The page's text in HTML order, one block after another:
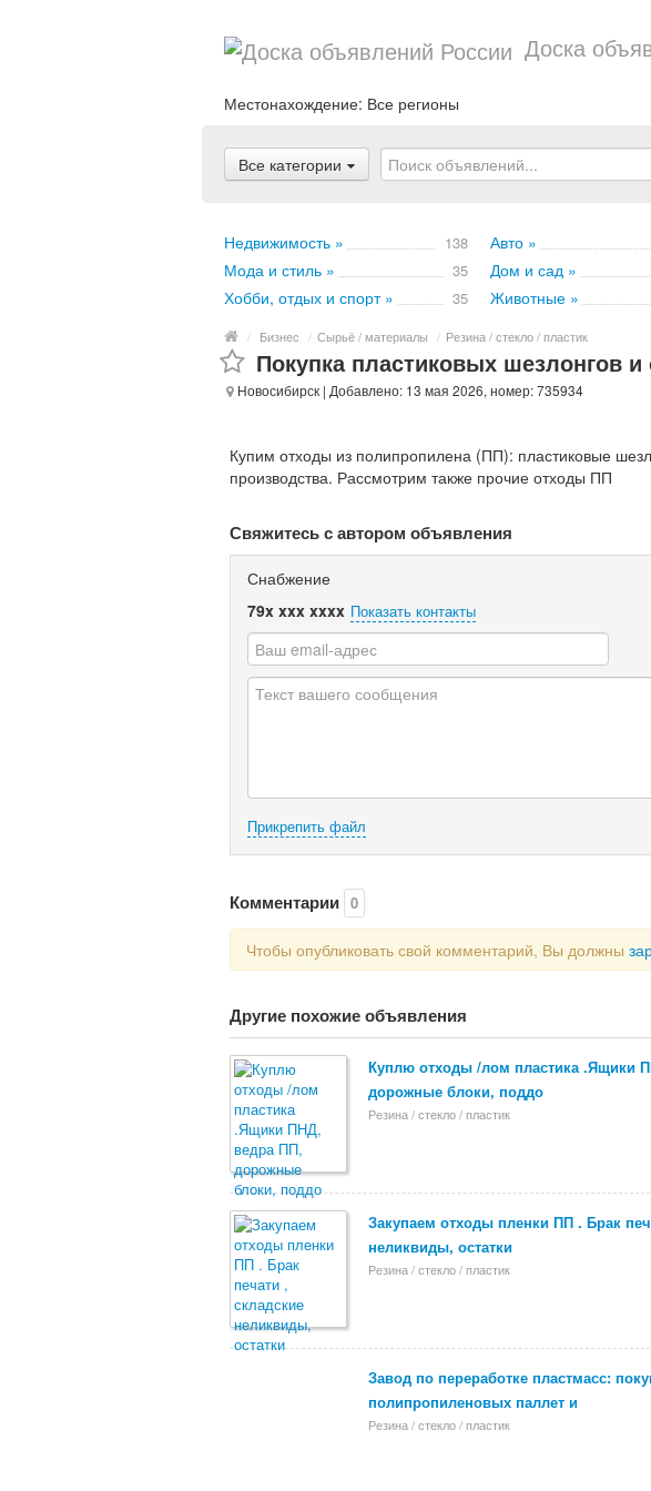
Доска
Местонахождение: Все регионы
Все категории
Недвижимость » 138 Авто »
Мода и стиль » 35 Дом и сад »
Хобби, отдых и спорт » 35 Животные »
/ Бизнес / Сырьё / материалы / Резина / стекло / пластик
Покупка пластиковых шезлонгов
Новосибирск | Добавлено: 13 мая 2026, номер: 735934
Купим отходы из полипропилена (ПП): пластиковые
производства. Рассмотрим также прочие отходы ПП
Свяжитесь с автором объявления
Снабжение
79x xxx xxxx Показать контакты
Прикрепить файл
Комментарии 0
Чтобы опубликовать свой комментарий, Вы должны
Другие похожие объявления
Куплю отходы /лом пластика .Ящики
дорожные блоки, поддо
Резина / стекло / пластик
Закупаем отходы пленки ПП . Брак
неликвиды, остатки
Резина / стекло / пластик
Завод по переработке пластмасс:
полипропиленовых паллет и
Резина / стекло / пластик